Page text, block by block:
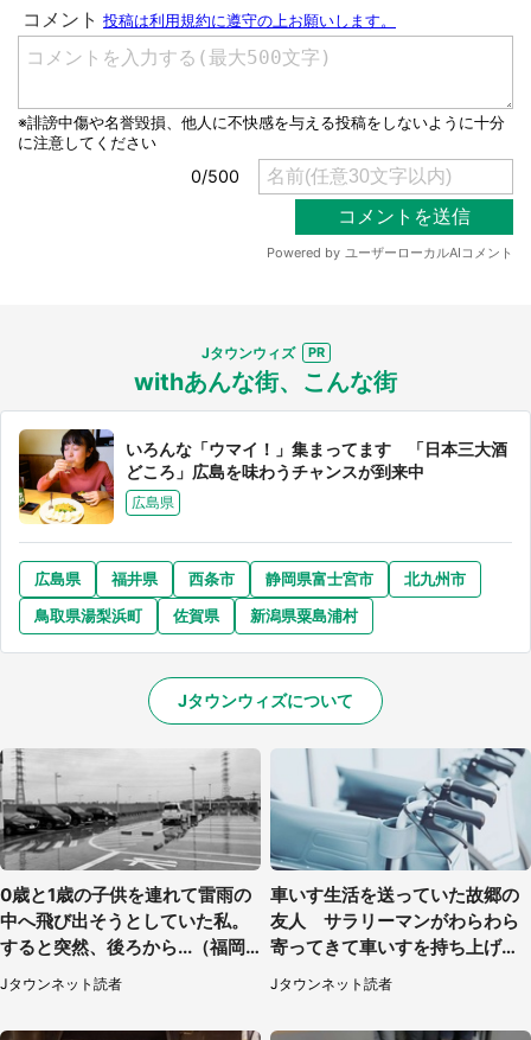
Jタウンウィズ
withあんな街、こんな街
いろんな「ウマイ！」集まってます 「日本三大酒
どころ」広島を味わうチャンスが到来中
広島県
広島県 福井県 西条市 静岡県富士宮市
北九州市
鳥取県湯梨浜町
佐賀県 新潟県粟島浦村
Jタウンウィズについて
0歳と1歳の子供を連れて雷雨の
中へ飛び出そうとしていた私。
すると突然、後ろから...（福岡
県・30代女性）
Jタウンネット読者
車いす生活を送っていた故郷の
友人 サラリーマンがわらわら
寄ってきて車いすを持ち上げ連
れて行った（福岡県・60代女
性）
Jタウンネット読者